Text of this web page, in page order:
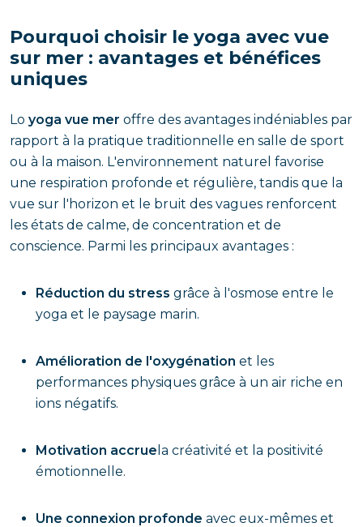
Pourquoi choisir le yoga avec vue
sur mer : avantages et bénéfices
uniques
Lo yoga vue mer offre des avantages indéniables par
rapport à la pratique traditionnelle en salle de sport
ou à la maison. L'environnement naturel favorise
une respiration profonde et régulière, tandis que la
vue sur l'horizon et le bruit des vagues renforcent
les états de calme, de concentration et de
conscience. Parmi les principaux avantages :
Réduction du stress grâce à l'osmose entre le
yoga et le paysage marin.
Amélioration de l'oxygénation et les
performances physiques grâce à un air riche en
ions négatifs.
Motivation accrue la créativité et la positivité
émotionnelle.
Une connexion profonde avec eux-mêmes et